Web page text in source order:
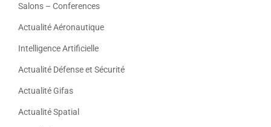
Salons – Conferences
Actualité Aéronautique
Intelligence Artificielle
Actualité Défense et Sécurité
Actualité Gifas
Actualité Spatial